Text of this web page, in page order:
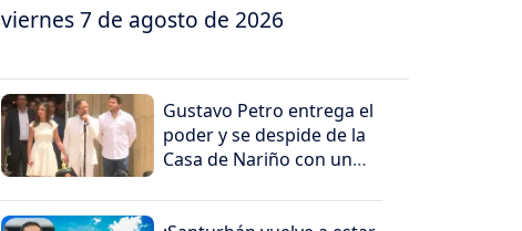
viernes 7 de agosto de 2026
Gustavo Petro entrega el
poder y se despide de la
Casa de Nariño con un